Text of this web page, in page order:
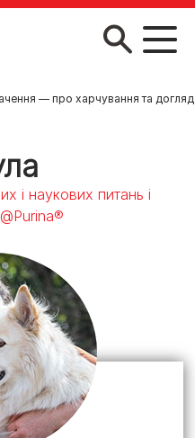
— про харчування та
і наукових питань і